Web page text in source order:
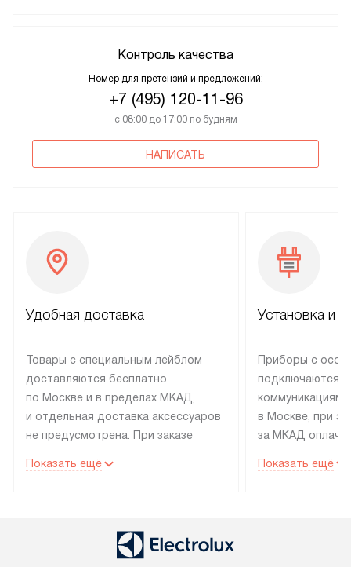
Контроль качества
Номер для претензий и предложений:
+7 (495) 120-11-96
с 08:00 до 17:00 по будням
НАПИСАТЬ
Удобная доставка
Товары с специальным лейблом
доставляются бесплатно
по Москве и в пределах МКАД,
и отдельная доставка аксессуаров
не предусмотрена. При заказе
рекомендуем обсудить
со статусом «В наличии» могут
быть отправлены покупателю
Показать ещё
Установка и
Приборы с
подключаются к
коммуникациям
в Москве, при
за МКАД
партнера
Показать ещё